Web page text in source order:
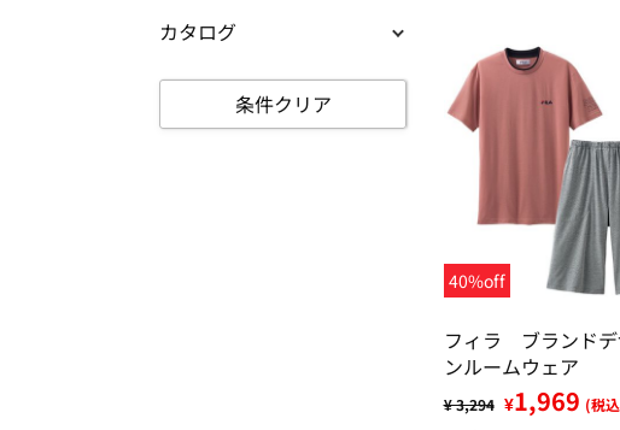
カタログ
条件クリア
40%off
フィラ ブランドデ
ンルームウェア
¥ 3,294 ¥1,969 (税